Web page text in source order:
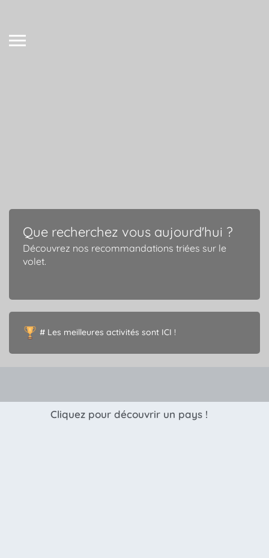
Que recherchez vous aujourd'hui ?
Découvrez nos recommandations triées sur le
volet.
# Les meilleures activités sont ICI !
Cliquez pour découvrir un pays !